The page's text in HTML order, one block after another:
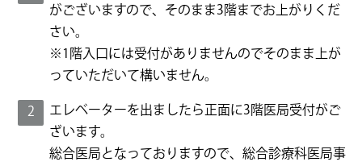
がございますので、そのまま3階までお上がりくだ
さい。
※1階入口には受付がありませんのでそのまま上が
っていただいて構いません。
エレベーターを出ましたら正面に3階医局受付がご
ざいます。
総合医局となっておりますので、総合診療科医局事